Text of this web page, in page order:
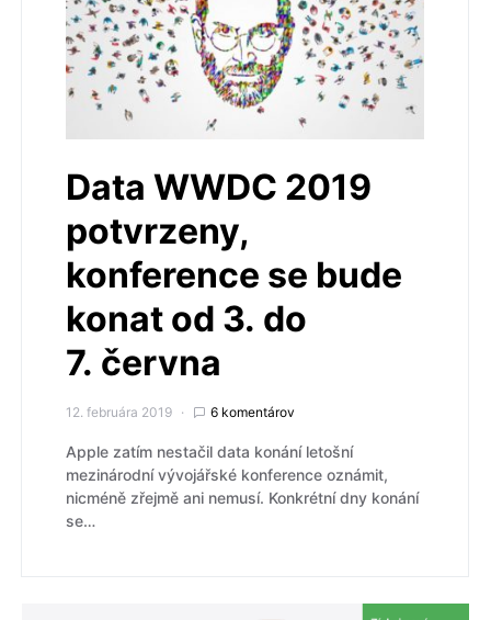
Data WWDC 2019
potvrzeny,
konference se bude
konat od 3. do
7. června
12. februára 2019 6 komentárov
Apple zatím nestačil data konání letošní
mezinárodní vývojářské konference oznámit,
nicméně zřejmě ani nemusí. Konkrétní dny konání
se…